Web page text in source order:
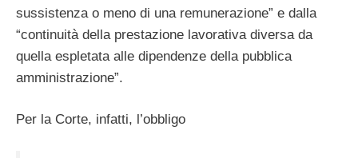
sussistenza o meno di una remunerazione” e dalla
“continuità della prestazione lavorativa diversa da
quella espletata alle dipendenze della pubblica
amministrazione”.
Per la Corte, infatti, l’obbligo